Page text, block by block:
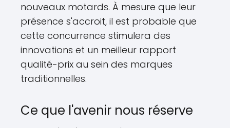
nouveaux motards. À mesure que leur
présence s'accroit, il est probable que
cette concurrence stimulera des
innovations et un meilleur rapport
qualité-prix au sein des marques
traditionnelles.
Ce que l'avenir nous réserve